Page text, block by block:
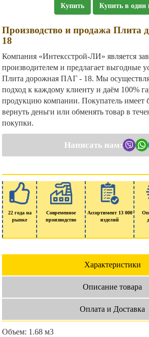
Купить Купить в один
Производство и продажа Плита
18
Компания «Интексстрой-ЛИ» является
производителем и предлагает выгодные
Плита дорожная ПАГ - 18. Мы
подход к каждому клиенту и даём 100%
продукцию компании. Покупатель имеет
вернуть деньги или обменять товар в
покупки.
Написать нам:
22 года на
рынке
Современное
производство
Ассортимент 13 000
изделий
Характеристики
Описание товара
Оплата и Доставка
Объем: 1.68 м3